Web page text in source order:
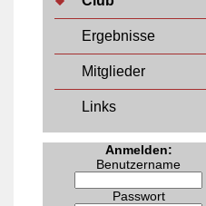
Ergebnisse
Mitglieder
Links
Anmelden:
Benutzername
Passwort